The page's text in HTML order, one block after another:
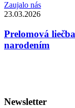
Zaujalo nás
23.03.2026
Prelomová
narodením
Newsletter